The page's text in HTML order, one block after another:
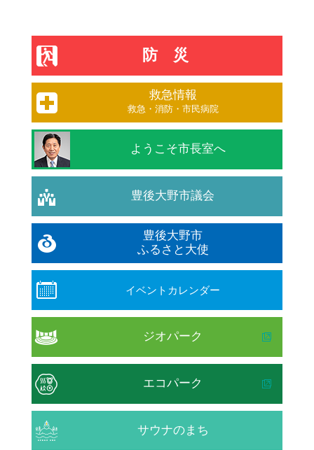
防災
救急情報
救急・消防・市民病院
ようこそ市長室へ
豊後大野市議会
豊後大野市
ふるさと大使
イベントカレンダー
ジオパーク
エコパーク
サウナのまち